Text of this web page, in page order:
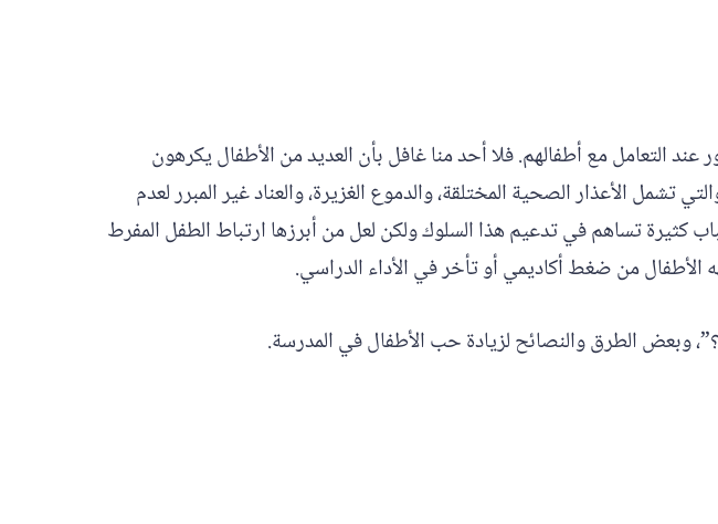
التعامل مع أطفالهم. فلا أحد منا غافل بأن العديد من الأطفال يكرهون
تشمل الأعذار الصحية المختلقة، والدموع الغزيرة، والعناد غير المبرر لعدم
كثيرة تساهم في تدعيم هذا السلوك ولكن لعل من أبرزها ارتباط الطفل المفرط
الأطفال من ضغط أكاديمي أو تأخر في الأداء الدراسي.
وبعض الطرق والنصائح لزيادة حب الأطفال في المدرسة.